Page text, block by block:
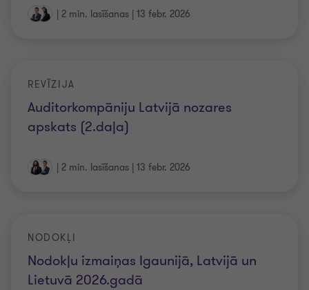
| 2 min. lasīšanas | 13 febr. 2026
Auditorkompāniju Latvijā nozares
apskats (2.daļa)
REVĪZIJA
| 2 min. lasīšanas | 13 febr. 2026
Nodokļu izmaiņas Igaunijā, Latvijā un
Lietuvā 2026.gadā
NODOKĻI